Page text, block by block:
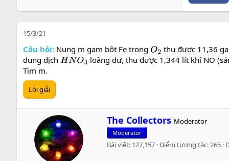
15/3/21
Câu hỏi: Nung m gam bột Fe trong O2 thu được 11,36
dung dịch HNO3
loãng dư, thu được 1,344 lít khí NO
Tìm m.
Lời giải
W
r
i
t
The Collectors Moderator
Moderator
Bài viết 127,157 Điểm tương tác 265